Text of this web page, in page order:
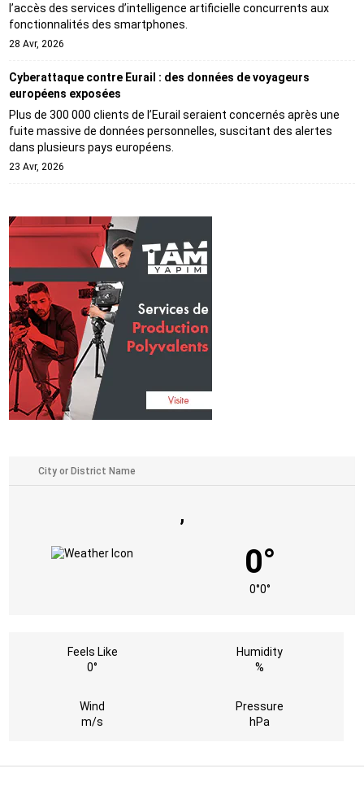
l’accès des services d’intelligence artificielle concurrents aux
fonctionnalités des smartphones.
28 Avr, 2026
Cyberattaque contre Eurail : des données de voyageurs
européens exposées
Plus de 300 000 clients de l’Eurail seraient concernés après une
fuite massive de données personnelles, suscitant des alertes
dans plusieurs pays européens.
23 Avr, 2026
,
0°
0°0°
Feels Like
0°
Humidity
%
Wind
m/s
Pressure
hPa